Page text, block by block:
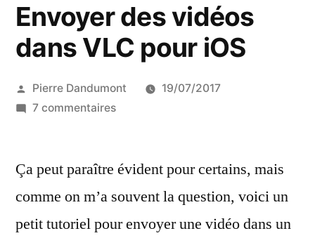
Envoyer des vidéos
dans VLC pour iOS
Publié
par
Pierre Dandumont
19/07/2017
7 commentairessur
vidéos
VLC
pour
Ça peut paraître évident pour certains, mais
comme on m’a souvent la question, voici un
petit tutoriel pour envoyer une vidéo dans un